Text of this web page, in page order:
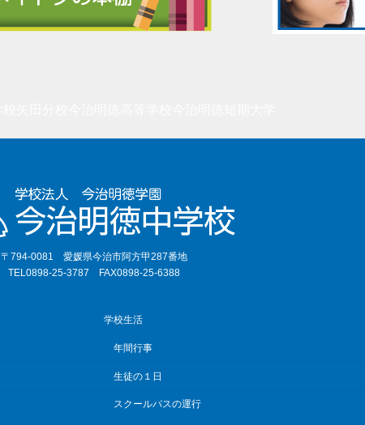
〒794-0081 愛媛県今治市阿方甲287番地
TEL0898-25-3787 FAX0898-25-6388
学校生活
年間行事
生徒の１日
スクールバスの運行